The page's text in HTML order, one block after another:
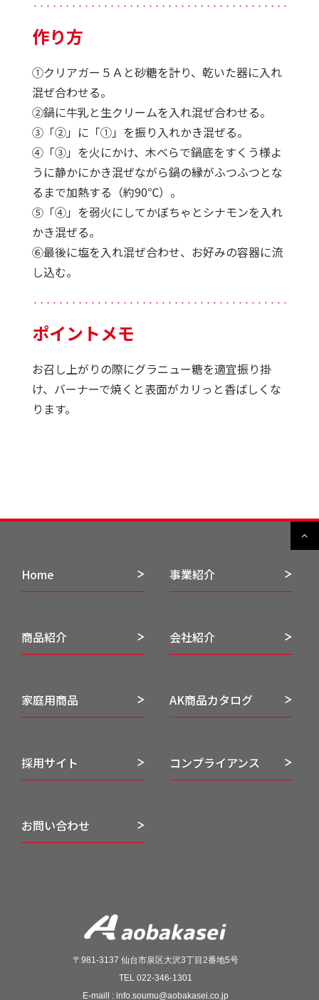
・・・・・・・・・・・・・・・・・・・・・・・・・・・・・・・・・・・・・・・・・・・
作り方
①クリアガー５Ａと砂糖を計り、乾いた器に入れ
混ぜ合わせる。
②鍋に牛乳と生クリームを入れ混ぜ合わせる。
③「②」に「①」を振り入れかき混ぜる。
④「③」を火にかけ、木べらで鍋底をすくう様よ
うに静かにかき混ぜながら鍋の縁がふつふつとな
るまで加熱する（約90℃）。
⑤「④」を弱火にしてかぼちゃとシナモンを入れ
かき混ぜる。
⑥最後に塩を入れ混ぜ合わせ、お好みの容器に流
し込む。
・・・・・・・・・・・・・・・・・・・・・・・・・・・・・・・・・・・・・・・・・・・
ポイントメモ
お召し上がりの際にグラニュー糖を適宜振り掛
け、バーナーで焼くと表面がカリっと香ばしくな
ります。
Home 事業紹介
商品紹介 会社紹介
家庭用商品 AK商品カタログ
採用サイト コンプライアンス
お問い合わせ
〒981-3137 仙台市泉区大沢3丁目2番地5号
TEL 022-346-1301
E-maill : info.soumu@aobakasei.co.jp